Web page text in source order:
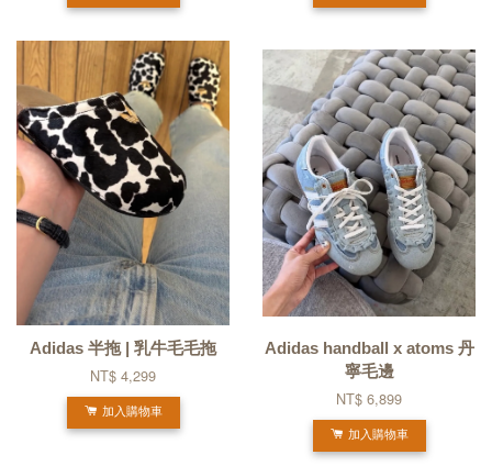
Adidas 半拖 | 乳牛毛毛拖
NT$ 4,299
加入購物車
Adidas handball x atoms 丹
寧毛邊
NT$ 6,899
加入購物車